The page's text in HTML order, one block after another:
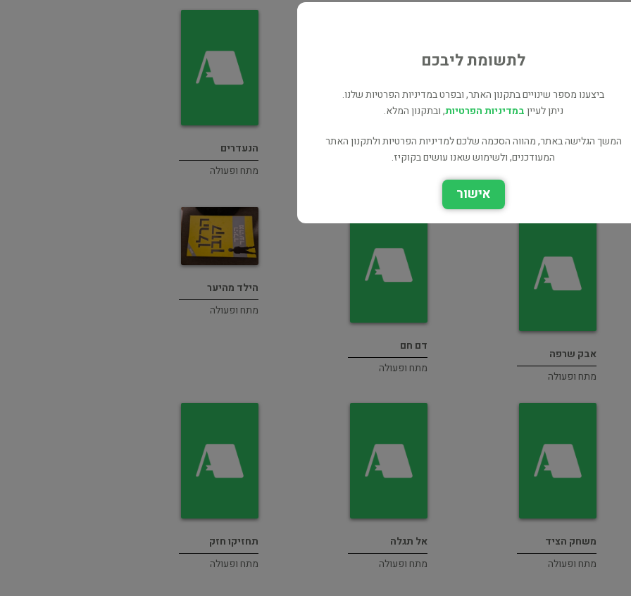
מירוץ מטורף
הנעדרים
מתח ופעולה
אבק שרפה
מתח ופעולה
דם חם
מתח ופעולה
הילד מהיער
מתח ופעולה
משחק הציד
מתח ופעולה
אל תגלה
מתח ופעולה
תחזיקו חזק
מתח ופעולה
לתשומת ליבכם
ביצענו מספר שינויים בתקנון האתר, ובפרט במדיניות הפרטיות שלנו.
ניתן לעייןבמדיניות הפרטיות, ובתקנון המלא.
המשך הגלישה באתר, מהווה הסכמה שלכם למדיניות הפרטיות ולתקנון האתר
המעודכנים, ולשימוש שאנו עושים בקוקיז.
אישור